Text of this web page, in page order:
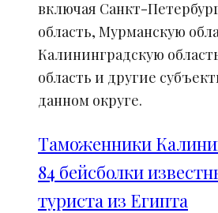
включая Санкт-
область, Мурманскую
Калининградскую
область и другие
данном округе.
Таможенники
84 бейсболки
туриста из Египта